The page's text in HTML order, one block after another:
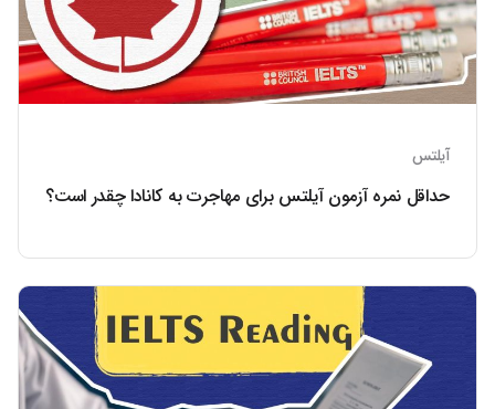
آیلتس
حداقل نمره آزمون آیلتس برای مهاجرت به کانادا چقدر است؟